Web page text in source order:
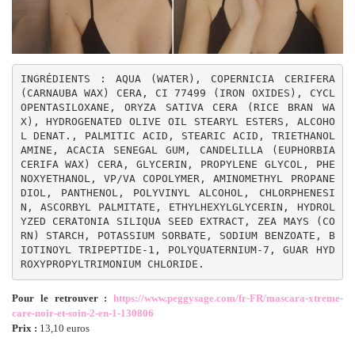
INGRÉDIENTS : AQUA (WATER), COPERNICIA CERIFERA
(CARNAUBA WAX) CERA, CI 77499 (IRON OXIDES), CYCL
OPENTASILOXANE, ORYZA SATIVA CERA (RICE BRAN WA
X), HYDROGENATED OLIVE OIL STEARYL ESTERS, ALCOHO
L DENAT., PALMITIC ACID, STEARIC ACID, TRIETHANOL
AMINE, ACACIA SENEGAL GUM, CANDELILLA (EUPHORBIA
CERIFA WAX) CERA, GLYCERIN, PROPYLENE GLYCOL, PHE
NOXYETHANOL, VP/VA COPOLYMER, AMINOMETHYL PROPANE
DIOL, PANTHENOL, POLYVINYL ALCOHOL, CHLORPHENESI
N, ASCORBYL PALMITATE, ETHYLHEXYLGLYCERIN, HYDROL
YZED CERATONIA SILIQUA SEED EXTRACT, ZEA MAYS (CO
RN) STARCH, POTASSIUM SORBATE, SODIUM BENZOATE, B
IOTINOYL TRIPEPTIDE-1, POLYQUATERNIUM-7, GUAR HYD
ROXYPROPYLTRIMONIUM CHLORIDE.
Pour le retrouver : https://www.peggysage.com/fr-FR/mascara-xtreme-
care-noir-et-soin-2-en-1-130806
Prix : 13,10 euros